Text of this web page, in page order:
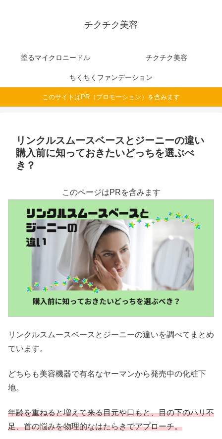
チクチク美容
塗るマイクロニードル チクチク美容
ちくちくファンデーション
このサイトはPR（プロモーション）を含みます
リンクルスムースベースとジーニーの違い
購入前に知っておきたいどっちを選ぶべ
き？
このページはPRを含みます
リンクルスムースベースとジーニーの違いを調べてまとめ
ています。
どちらも美容機器で有名なヤーマンから発売中の化粧下
地。
年齢を重ねると増えて来る目元や口もと、目の下のハリ不
足、首の悩みを物理的なはたらきでアプローチ。